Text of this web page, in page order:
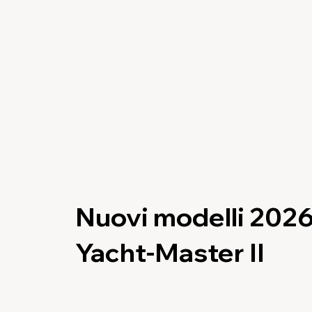
Nuovi modelli
Yacht-Master II